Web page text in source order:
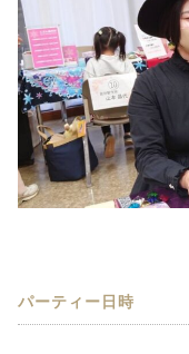
パーティー日時